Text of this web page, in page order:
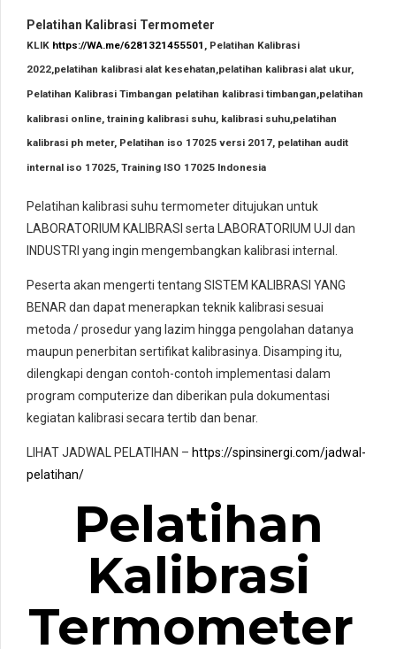
Pelatihan Kalibrasi Termometer
KLIK https://WA.me/6281321455501 , Pelatihan Kalibrasi
2022,pelatihan kalibrasi alat kesehatan,pelatihan kalibrasi alat ukur,
Pelatihan Kalibrasi Timbangan pelatihan kalibrasi timbangan,pelatihan
kalibrasi online, training kalibrasi suhu, kalibrasi suhu,pelatihan
kalibrasi ph meter, Pelatihan iso 17025 versi 2017, pelatihan audit
internal iso 17025, Training ISO 17025 Indonesia
Pelatihan kalibrasi suhu termometer ditujukan untuk
LABORATORIUM KALIBRASI serta LABORATORIUM UJI dan
INDUSTRI yang ingin mengembangkan kalibrasi internal.
Peserta akan mengerti tentang SISTEM KALIBRASI YANG
BENAR dan dapat menerapkan teknik kalibrasi sesuai
metoda / prosedur yang lazim hingga pengolahan datanya
maupun penerbitan sertifikat kalibrasinya. Disamping itu,
dilengkapi dengan contoh-contoh implementasi dalam
program computerize dan diberikan pula dokumentasi
kegiatan kalibrasi secara tertib dan benar.
LIHAT JADWAL PELATIHAN – https://spinsinergi.com/jadwal-
pelatihan/
Pelatihan
Kalibrasi
Termometer